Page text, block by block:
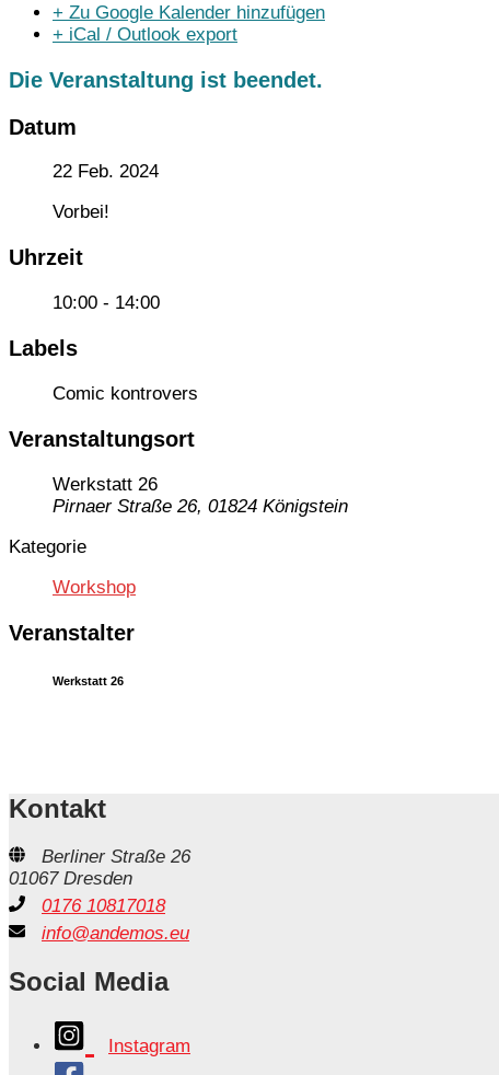
+ Zu Google Kalender hinzufügen
+ iCal / Outlook export
Die Veranstaltung ist beendet.
Datum
22 Feb. 2024
Vorbei!
Uhrzeit
10:00 - 14:00
Labels
Comic kontrovers
Veranstaltungsort
Werkstatt 26
Pirnaer Straße 26, 01824 Königstein
Kategorie
Workshop
Veranstalter
Werkstatt 26
Kontakt
Berliner Straße 26
01067 Dresden
0176 10817018
info@andemos.eu
Social Media
Instagram